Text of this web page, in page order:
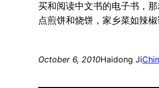
买和阅读中文书的电子书，
点煎饼和烧饼，家乡菜如辣
October 6, 2010Haidong Ji